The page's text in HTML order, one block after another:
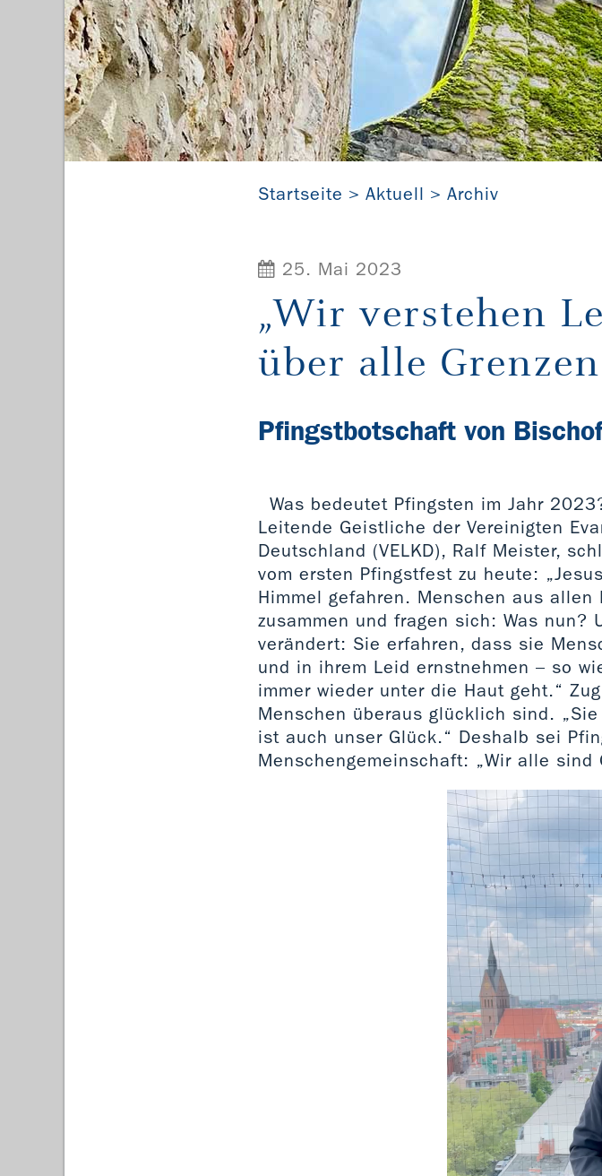
Ruine der
Startseite Aktuell Archiv
25. Mai 2023
„Wir verstehen
über alle
Pfingstbotschaft von
Was bedeutet Pfingsten im Jahr
Leitende Geistliche der Vereinigten
Deutschland (VELKD), Ralf Meister,
vom ersten Pfingstfest zu heute:
Himmel gefahren. Menschen aus allen
zusammen und fragen sich: Was
verändert: Sie erfahren, dass sie
und in ihrem Leid ernstnehmen – so
immer wieder unter die Haut geht.“
Menschen überaus glücklich sind.
ist auch unser Glück.“ Deshalb sei
Menschengemeinschaft: „Wir alle sind